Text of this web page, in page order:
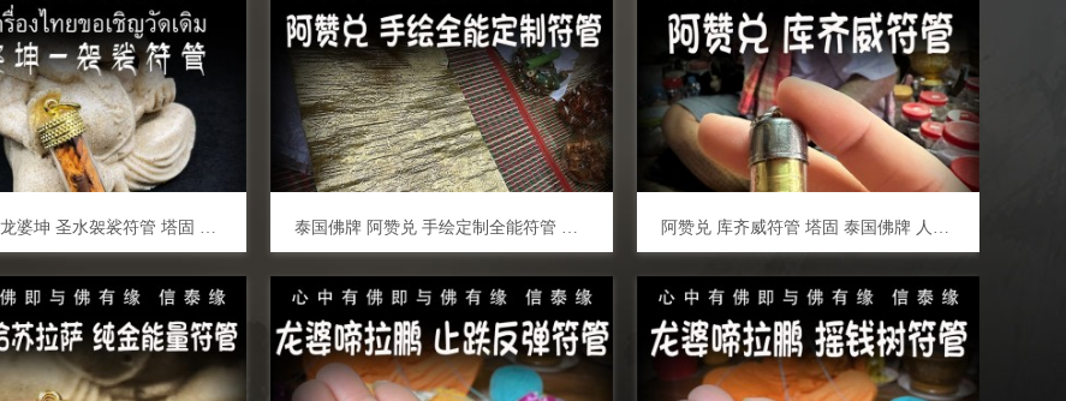
泰国佛牌 龙婆坤 圣水袈裟符管 塔固 保命保平安 避险挡灾 贵人人缘 防降头 转运事业 泰国佛牌 阿赞兑 手绘定制全能符管 塔固 招财转运 人缘六合 生意事业 家庭健康 挡灾避险 权威自信 阿赞兑 库齐威符管 塔固 泰国佛牌 人缘 姻缘 魅力 人际关系 人脉 财运 避险挡灾 平安健康